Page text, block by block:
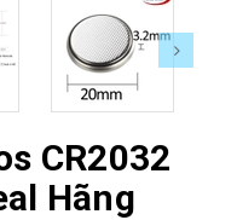
CR2032
Hãng